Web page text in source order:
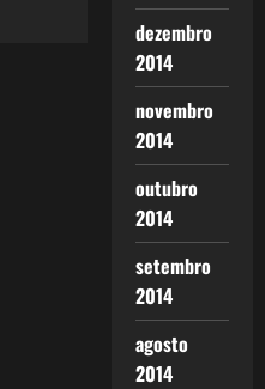
dezembro
2014
novembro
2014
outubro
2014
setembro
2014
agosto
2014